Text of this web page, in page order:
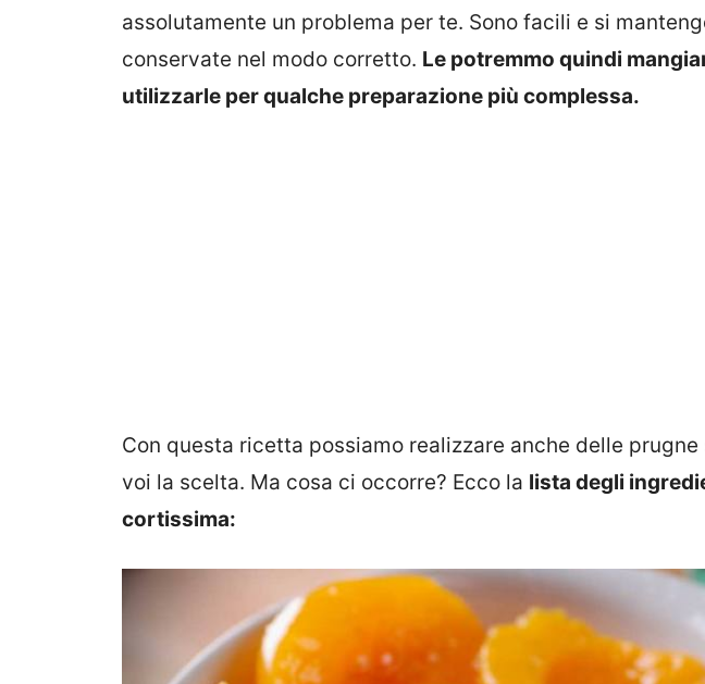
assolutamente un problema per te. Sono facili e si
conservate nel modo corretto. Le potremmo quindi
utilizzarle per qualche preparazione più complessa.
Con questa ricetta possiamo realizzare anche delle
voi la scelta. Ma cosa ci occorre? Ecco la lista degli
cortissima: